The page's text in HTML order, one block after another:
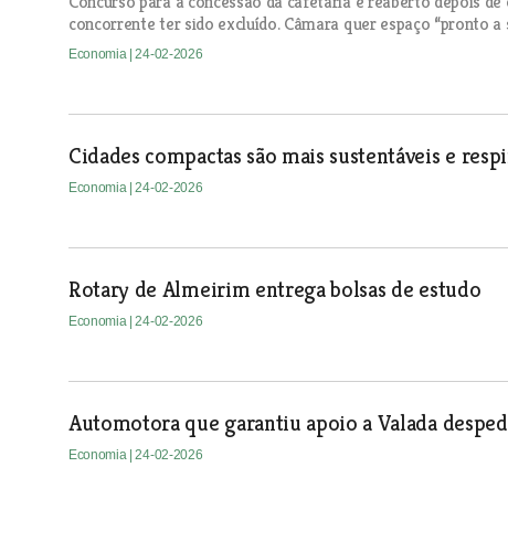
concorrente ter sido excluído. Câmara quer espaço “pronto
Economia | 24-02-2026
Cidades compactas são mais sustentáveis e
Economia | 24-02-2026
Rotary de Almeirim entrega bolsas de estudo
Economia | 24-02-2026
Automotora que garantiu apoio a Valada
Economia | 24-02-2026